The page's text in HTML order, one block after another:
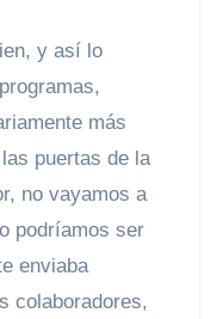
y así lo
más
puertas de la
no vayamos a
podríamos ser
enviaba
colaboradores,